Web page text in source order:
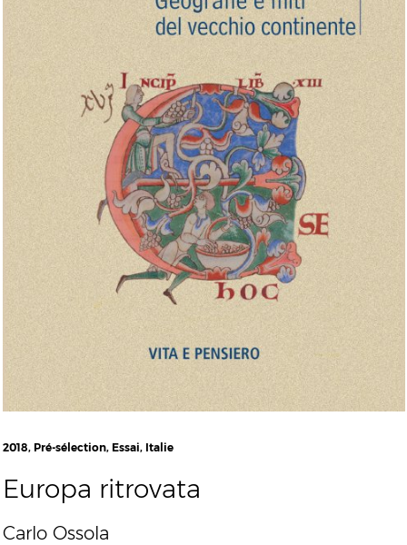
2018, Pré-sélection, Essai, Italie
Europa ritrovata
Carlo Ossola